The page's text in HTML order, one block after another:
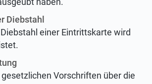
Diebstahl
einer Eintrittskarte wird
Vorschriften über die